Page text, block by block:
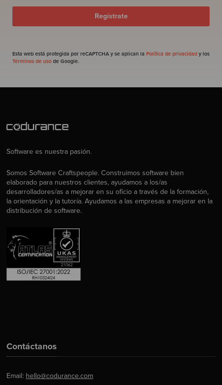
Esta web está protegida por reCAPTCHA y se aplican la Política de privacidad y los
Términos de uso de Google.
Software es nuestra pasión.
Somos Software Craftspeople. Construimos software bien
elaborado para nuestros clientes, ayudamos a los/as
desarrolladores/as a mejorar en su oficio a través de la formación,
la orientación y la tutoría. Ayudamos a las empresas a mejorar en la
distribución de software.
Contáctanos
Email: hello@codurance.com